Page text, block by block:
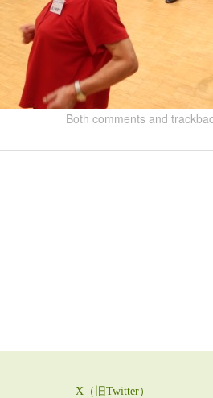
Both comments and
X（旧Twitter）